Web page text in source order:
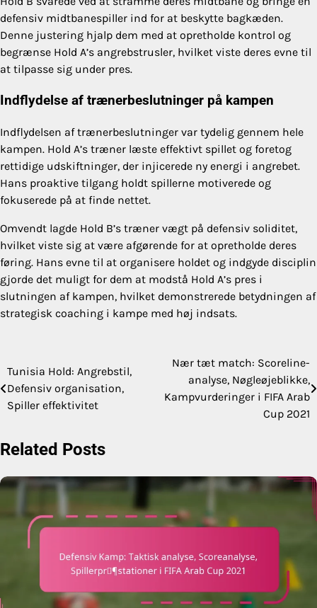
defensiv midtbanespiller ind for at beskytte bagkæden.
Denne justering hjalp dem med at opretholde kontrol og
begrænse Hold A’s angrebstrusler, hvilket viste deres evne til
at tilpasse sig under pres.
Indflydelse af trænerbeslutninger på kampen
Indflydelsen af trænerbeslutninger var tydelig gennem hele
kampen. Hold A’s træner læste effektivt spillet og foretog
rettidige udskiftninger, der injicerede ny energi i angrebet.
Hans proaktive tilgang holdt spillerne motiverede og
fokuserede på at finde nettet.
Omvendt lagde Hold B’s træner vægt på defensiv soliditet,
hvilket viste sig at være afgørende for at opretholde deres
føring. Hans evne til at organisere holdet og indgyde disciplin
gjorde det muligt for dem at modstå Hold A’s pres i
slutningen af kampen, hvilket demonstrerede betydningen af
strategisk coaching i kampe med høj indsats.
Post
navigation
Tunisia Hold: Angrebstil,
Defensiv organisation,
Spiller effektivitet
Nær tæt match: Scoreline-
analyse, Nøgleøjeblikke,
Kampvurderinger i FIFA Arab
Cup 2021
Related Posts